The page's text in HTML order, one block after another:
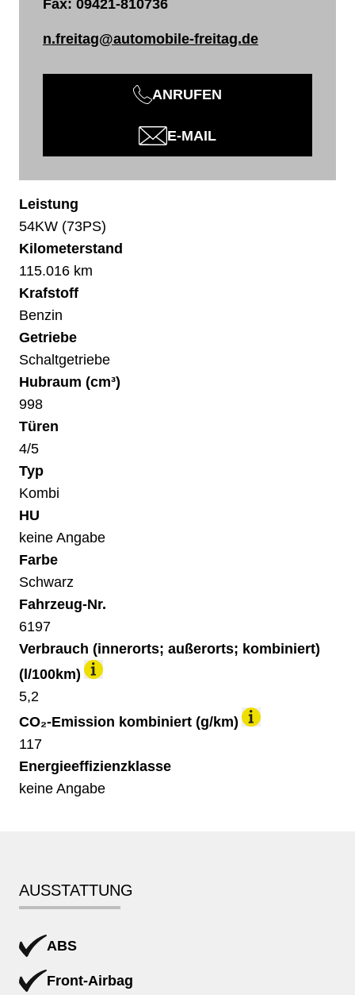
Fax: 09421-810736
n.freitag@automobile-freitag.de
ANRUFEN
E-MAIL
Leistung
54KW (73PS)
Kilometerstand
115.016 km
Krafstoff
Benzin
Getriebe
Schaltgetriebe
Hubraum (cm³)
998
Türen
4/5
Typ
Kombi
HU
keine Angabe
Farbe
Schwarz
Fahrzeug-Nr.
6197
Verbrauch (innerorts; außerorts; kombiniert)
(l/100km)
5,2
CO₂-Emission kombiniert (g/km)
117
Energieeffizienzklasse
keine Angabe
AUSSTATTUNG
ABS
Front-Airbag